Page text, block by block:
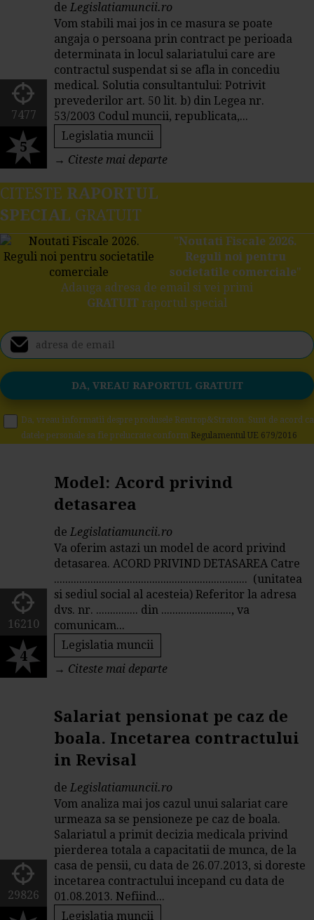
deLegislatiamuncii.ro
Vom stabili mai jos in ce masura se poate
angaja o persoana prin contract pe perioada
determinata in locul salariatului care are
contractul suspendat si se afla in concediu
medical. Solutia consultantului: Potrivit
prevederilor art. 50 lit. b) din Legea nr.
53/2003 Codul muncii, republicata,...
Legislatia muncii
→ Citeste mai departe
7477
5
CITESTE RAPORTUL
SPECIAL GRATUIT
"Noutati Fiscale 2026.
Reguli noi pentru
societatile comerciale"
Adauga adresa de email si vei primi
GRATUIT raportul special
Da, vreau informatii despre produsele Rentrop&Straton. Sunt de acord ca
datele personale sa fie prelucrate conform Regulamentul UE 679/2016
Model: Acord privind
detasarea
deLegislatiamuncii.ro
Va oferim astazi un model de acord privind
detasarea. ACORD PRIVIND DETASAREA Catre
..................................................................... (unitatea
si sediul social al acesteia) Referitor la adresa
dvs. nr. ............... din ........................., va
comunicam...
Legislatia muncii
→ Citeste mai departe
16210
4
Salariat pensionat pe caz de
boala. Incetarea contractului
in Revisal
deLegislatiamuncii.ro
Vom analiza mai jos cazul unui salariat care
urmeaza sa se pensioneze pe caz de boala.
Salariatul a primit decizia medicala privind
pierderea totala a capacitatii de munca, de la
casa de pensii, cu data de 26.07.2013, si doreste
incetarea contractului incepand cu data de
01.08.2013. Nefiind...
Legislatia muncii
29826